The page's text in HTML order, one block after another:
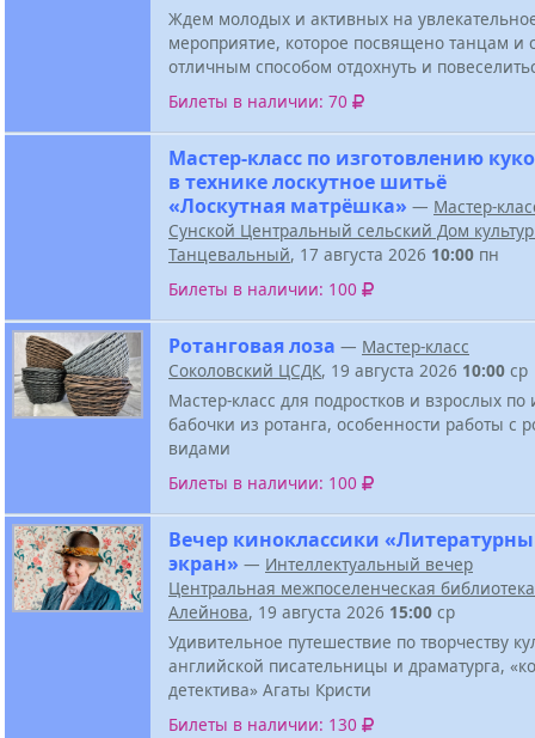
Ждем молодых и активных на
мероприятие, которое посвящено танцам и
отличным способом отдохнуть и
Билеты в наличии: 70
Мастер-класс по изготовлению
в технике лоскутное шитьё
«Лоскутная матрёшка» — Мастер-
Сунской Центральный сельский Дом
Танцевальный, 17 августа 2026 10:00 пн
Билеты в наличии: 100
Ротанговая лоза — Мастер-класс
Соколовский ЦСДК, 19 августа 2026 10:00 ср
Мастер-класс для подростков и взрослых по
бабочки из ротанга, особенности работы с
видами
Билеты в наличии: 100
Вечер киноклассики
экран» — Интеллектуальный вечер
Центральная межпоселенческая
Алейнова, 19 августа 2026 15:00 ср
Удивительное путешествие по творчеству
английской писательницы и драматурга,
детектива» Агаты Кристи
Билеты в наличии: 130